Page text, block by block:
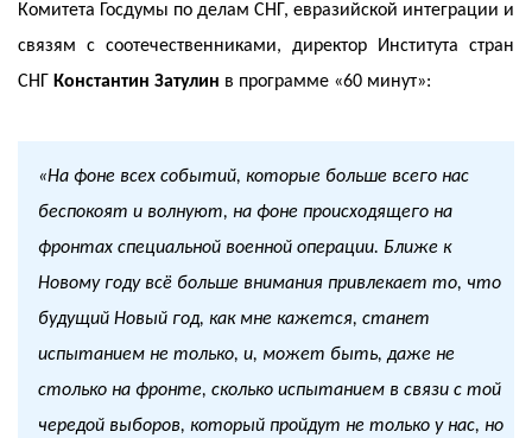
Комитета Госдумы по делам СНГ, евразийской интеграции и
связям с соотечественниками, директор Института стран
СНГ Константин Затулин в программе «60 минут»:
«На фоне всех событий, которые больше всего нас
беспокоят и волнуют, на фоне происходящего на
фронтах специальной военной операции. Ближе к
Новому году всё больше внимания привлекает то, что
будущий Новый год, как мне кажется, станет
испытанием не только, и, может быть, даже не
столько на фронте, сколько испытанием в связи с той
чередой выборов, который пройдут не только у нас, но